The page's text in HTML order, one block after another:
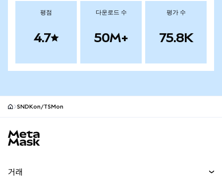
평점
4.7
다운로드 수
50M+
평가 수
75.8K
SNDKon/TSMon
거래